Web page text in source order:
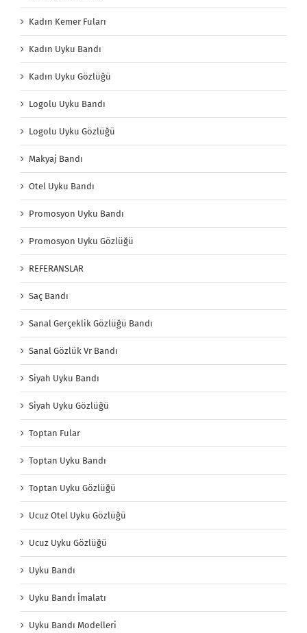
Kadın Kemer Fuları
Kadın Uyku Bandı
Kadın Uyku Gözlüğü
Logolu Uyku Bandı
Logolu Uyku Gözlüğü
Makyaj Bandı
Otel Uyku Bandı
Promosyon Uyku Bandı
Promosyon Uyku Gözlüğü
REFERANSLAR
Saç Bandı
Sanal Gerçeklik Gözlüğü Bandı
Sanal Gözlük Vr Bandı
Siyah Uyku Bandı
Siyah Uyku Gözlüğü
Toptan Fular
Toptan Uyku Bandı
Toptan Uyku Gözlüğü
Ucuz Otel Uyku Gözlüğü
Ucuz Uyku Gözlüğü
Uyku Bandı
Uyku Bandı İmalatı
Uyku Bandı Modelleri